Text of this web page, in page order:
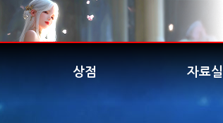
상점 자료실